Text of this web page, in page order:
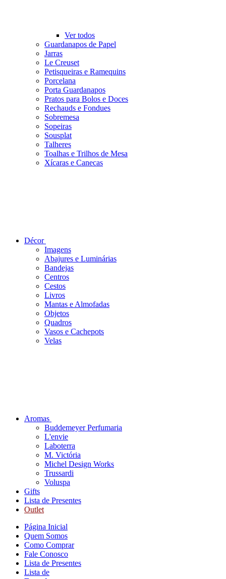
Ver todos
Guardanapos de Papel
Jarras
Le Creuset
Petisqueiras e Ramequins
Porcelana
Porta Guardanapos
Pratos para Bolos e Doces
Rechauds e Fondues
Sobremesa
Sopeiras
Sousplat
Talheres
Toalhas e Trilhos de Mesa
Xícaras e Canecas
Décor
Imagens
Abajures e Luminárias
Bandejas
Centros
Cestos
Livros
Mantas e Almofadas
Objetos
Quadros
Vasos e Cachepots
Velas
Aromas
Buddemeyer Perfumaria
L'envie
Laboterra
M. Victória
Michel Design Works
Trussardi
Voluspa
Gifts
Lista de Presentes
Outlet
Página Inicial
Quem Somos
Como Comprar
Fale Conosco
Lista de Presentes
Lista de